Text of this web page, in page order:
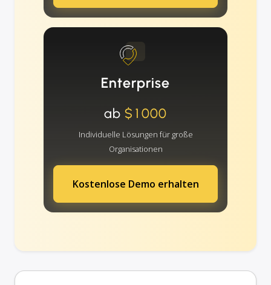
Enterprise
ab$1000
Individuelle Lösungen für große
Organisationen
Kostenlose Demo erhalten